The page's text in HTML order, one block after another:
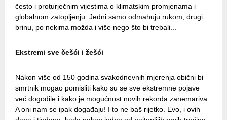
često i proturječnim vijestima o klimatskim promjenama i
globalnom zatopljenju. Jedni samo odmahuju rukom, drugi
brinu, po nekima možda i više nego što bi trebali...
Ekstremi sve češći i žešći
Nakon više od 150 godina svakodnevnih mjerenja obični bi
smrtnik mogao pomisliti kako su se sve ekstremne pojave
već dogodile i kako je mogućnost novih rekorda zanemariva.
A oni nam se ipak događaju! I to ne baš rijetko. Evo, i ovih